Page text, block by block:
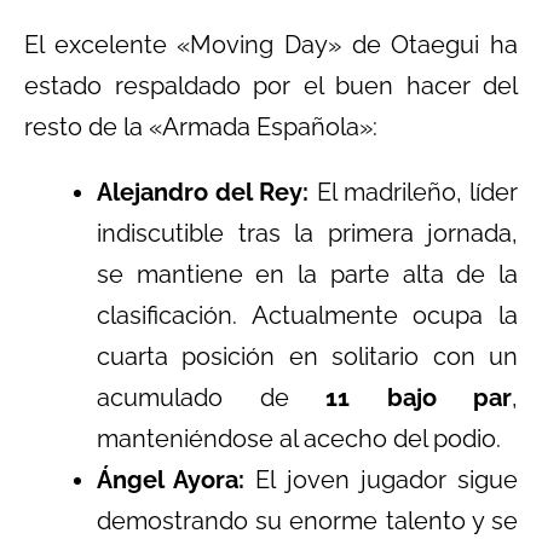
El excelente «Moving Day» de Otaegui ha
estado respaldado por el buen hacer del
resto de la «Armada Española»:
Alejandro del Rey: El madrileño, líder
indiscutible tras la primera jornada,
se mantiene en la parte alta de la
clasificación. Actualmente ocupa la
cuarta posición en solitario con un
acumulado de 11 bajo par,
manteniéndose al acecho del podio.
Ángel Ayora: El joven jugador sigue
demostrando su enorme talento y se